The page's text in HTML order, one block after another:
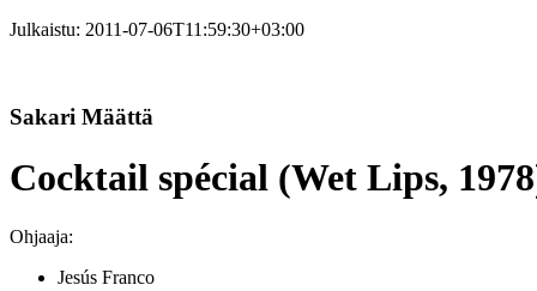
Julkaistu: 2011-07-06T11:59:30+03:00
Sakari Määttä
Cocktail spécial (Wet Lips,
Ohjaaja:
Jesús Franco